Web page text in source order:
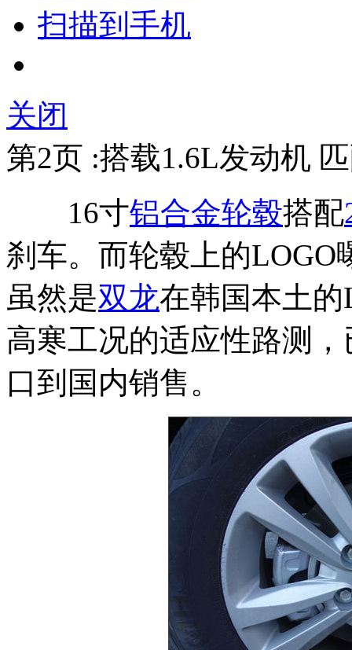
扫描到手机
关闭
第2页 :搭载1.6L发动机
16寸铝合金轮毂搭配
刹车。而轮毂上的
虽然是双龙在韩国本土
高寒工况的适应性路测
口到国内销售。